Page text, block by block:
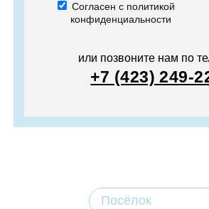
Согласен с политикой
конфиденциальности
или позвоните нам по
+7 (423) 249-
Посёлок